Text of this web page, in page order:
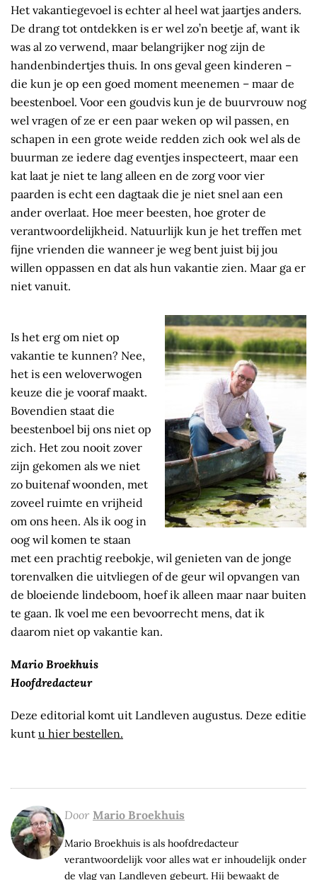
Het vakantiegevoel is echter al heel wat jaartjes anders.
De drang tot ontdekken is er wel zo’n beetje af, want ik
was al zo verwend, maar belangrijker nog zijn de
handenbindertjes thuis. In ons geval geen kinderen –
die kun je op een goed moment meenemen – maar de
beestenboel. Voor een goudvis kun je de buurvrouw nog
wel vragen of ze er een paar weken op wil passen, en
schapen in een grote weide redden zich ook wel als de
buurman ze iedere dag eventjes inspecteert, maar een
kat laat je niet te lang alleen en de zorg voor vier
paarden is echt een dagtaak die je niet snel aan een
ander overlaat. Hoe meer beesten, hoe groter de
verantwoordelijkheid. Natuurlijk kun je het treffen met
fijne vrienden die wanneer je weg bent juist bij jou
willen oppassen en dat als hun vakantie zien. Maar ga er
niet vanuit.
Is het erg om niet op
vakantie te kunnen? Nee,
het is een weloverwogen
keuze die je vooraf maakt.
Bovendien staat die
beestenboel bij ons niet op
zich. Het zou nooit zover
zijn gekomen als we niet
zo buitenaf woonden, met
zoveel ruimte en vrijheid
om ons heen. Als ik oog in
oog wil komen te staan
met een prachtig reebokje, wil genieten van de jonge
torenvalken die uitvliegen of de geur wil opvangen van
de bloeiende lindeboom, hoef ik alleen maar naar buiten
te gaan. Ik voel me een bevoorrecht mens, dat ik
daarom niet op vakantie kan.
Mario Broekhuis
Hoofdredacteur
Deze editorial komt uit Landleven augustus. Deze editie
kunt u hier bestellen.
Door Mario Broekhuis
Mario Broekhuis is als hoofdredacteur
verantwoordelijk voor alles wat er inhoudelijk onder
de vlag van Landleven gebeurt. Hij bewaakt de